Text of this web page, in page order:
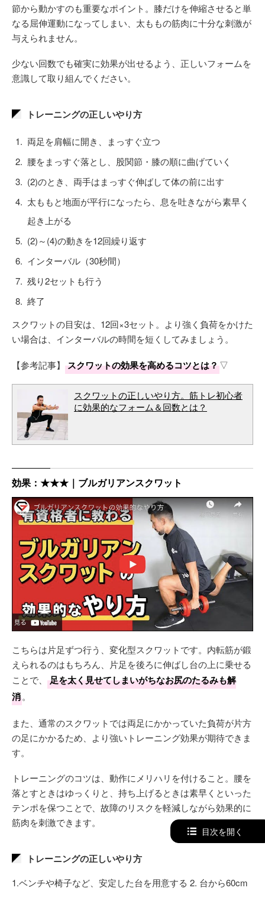
節から動かすのも重要なポイント。膝だけを伸縮させると単
なる屈伸運動になってしまい、太ももの筋肉に十分な刺激が
与えられません。
少ない回数でも確実に効果が出せるよう、正しいフォームを
意識して取り組んでください。
トレーニングの正しいやり方
両足を肩幅に開き、まっすぐ立つ
腰をまっすぐ落とし、股関節・膝の順に曲げていく
(2)のとき、両手はまっすぐ伸ばして体の前に出す
太ももと地面が平行になったら、息を吐きながら素早く
起き上がる
(2)～(4)の動きを12回繰り返す
インターバル（30秒間）
残り2セットも行う
終了
スクワットの目安は、12回×3セット。より強く負荷をかけた
い場合は、インターバルの時間を短くしてみましょう。
【参考記事】 スクワットの効果を高めるコツとは？▽
スクワットの正しいやり方。筋トレ初心者
に効果的なフォーム＆回数とは？
効果：★★★｜ブルガリアンスクワット
こちらは片足ずつ行う、変化型スクワットです。内転筋が鍛
えられるのはもちろん、片足を後ろに伸ばし台の上に乗せる
ことで、
足を太く見せてしまいがちなお尻のたるみも解
消。
また、通常のスクワットでは両足にかかっていた負荷が片方
の足にかかるため、より強いトレーニング効果が期待できま
す。
トレーニングのコツは、動作にメリハリを付けること。腰を
落とすときはゆっくりと、持ち上げるときは素早くといった
テンポを保つことで、故障のリスクを軽減しながら効果的に
筋肉を刺激できます。
トレーニングの正しいやり方
1.ベンチや椅子など、安定した台を用意する 2. 台から60cm
目次を開く